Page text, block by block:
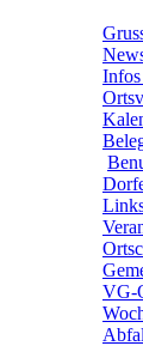
Infos
VG-